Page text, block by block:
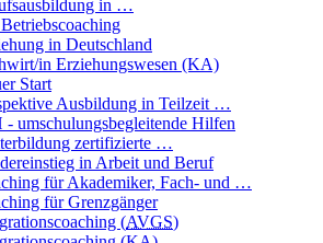
in …
in Deutschland
in Erziehungswesen (KA)
Start
Ausbildung in Teilzeit …
- umschulungsbegleitende Hilfen
zertifizierte …
in Arbeit und Beruf
für Akademiker, Fach- und …
für Grenzgänger
(AVGS)